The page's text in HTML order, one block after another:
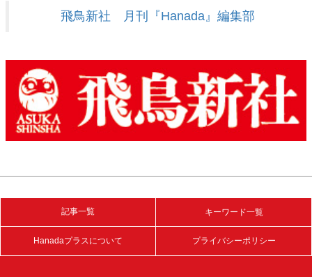
飛鳥新社 月刊『Hanada』編集部
記事一覧 キーワード一覧
Hanadaプラスについて プライバシーポリシー